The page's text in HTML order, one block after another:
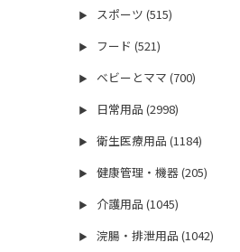
▶ スポーツ (515)
▶ フード (521)
▶ ベビーとママ (700)
▶ 日常用品 (2998)
▶ 衛生医療用品 (1184)
▶ 健康管理・機器 (205)
▶ 介護用品 (1045)
▶ 浣腸・排泄用品 (1042)